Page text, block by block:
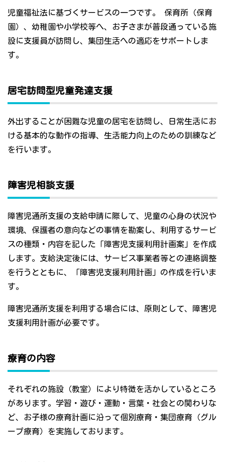
児童福祉法に基づくサービスの一つです。 保育所（保育
園）、幼稚園や小学校等へ、お子さまが普段通っている施
設に支援員が訪問し、集団生活への適応をサポートしま
す。
居宅訪問型児童発達支援
外出することが困難な児童の居宅を訪問し、日常生活にお
ける基本的な動作の指導、生活能力向上のための訓練など
を行います。
障害児相談支援
障害児通所支援の支給申請に際して、児童の心身の状況や
環境、保護者の意向などの事情を勘案し、利用するサービ
スの種類・内容を記した「障害児支援利用計画案」を作成
します。支給決定後には、サービス事業者等との連絡調整
を行うとともに、「障害児支援利用計画」の作成を行いま
す。
障害児通所支援を利用する場合には、原則として、障害児
支援利用計画が必要です。
療育の内容
それぞれの施設（教室）により特徴を活かしているところ
があります。学習・遊び・運動・言葉・社会との関わりな
ど、お子様の療育計画に沿って個別療育・集団療育（グル
ープ療育）を実施しております。